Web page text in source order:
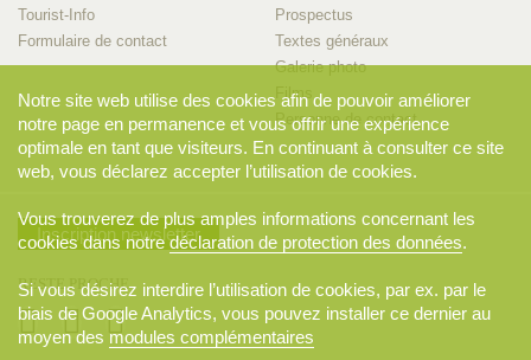
Tourist-Info
Formulaire de contact
Prospectus
Textes généraux
Galerie photo
Films
Personne de contact
Inscription newsletter
RESTE PROCHE
Notre site web utilise des cookies afin de pouvoir améliorer
notre page en permanence et vous offrir une expérience
optimale en tant que visiteurs. En continuant à consulter ce site
web, vous déclarez accepter l’utilisation de cookies.
Vous trouverez de plus amples informations concernant les
cookies dans notredéclaration de protection des données.
Si vous désirez interdire l’utilisation de cookies, par ex. par le
biais de Google Analytics, vous pouvez installer ce dernier au
moyen des modules complémentaires